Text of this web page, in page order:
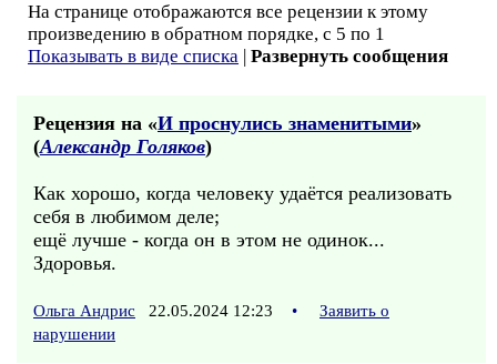
На странице отображаются все рецензии к этому
произведению в обратном порядке, с 5 по 1
Показывать в виде списка | Развернуть сообщения
Рецензия на «И проснулись знаменитыми»
(Александр Голяков)
Как хорошо, когда человеку удаётся реализовать
себя в любимом деле;
ещё лучше - когда он в этом не одинок...
Здоровья.
Ольга Андрис 22.05.2024 12:23 •
Заявить о
нарушении